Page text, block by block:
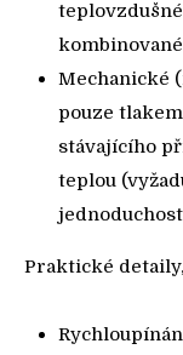
Mechanické
pouze
stávajícího
teplou
Praktické